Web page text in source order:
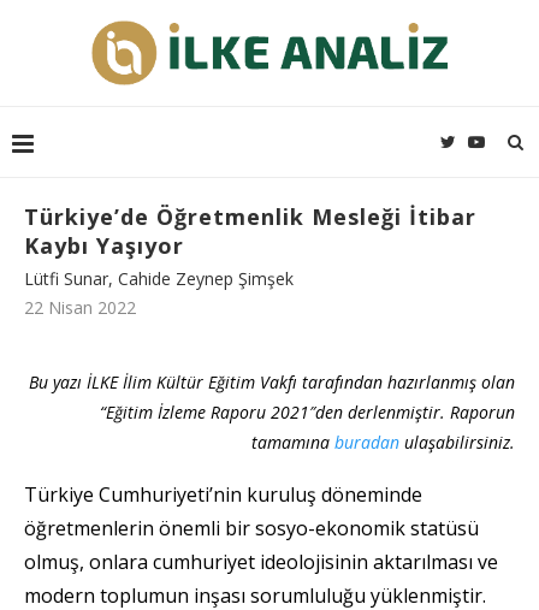
Türkiye’de Öğretmenlik Mesleği İtibar
Kaybı Yaşıyor
Lütfi Sunar, Cahide Zeynep Şimşek
22 Nisan 2022
Bu yazı İLKE İlim Kültür Eğitim Vakfı tarafından hazırlanmış olan
“Eğitim İzleme Raporu 2021″den derlenmiştir. Raporun
tamamına buradan ulaşabilirsiniz.
Türkiye Cumhuriyeti’nin kuruluş döneminde
öğretmenlerin önemli bir sosyo-ekonomik statüsü
olmuş, onlara cumhuriyet ideolojisinin aktarılması ve
modern toplumun inşası sorumluluğu yüklenmiştir.